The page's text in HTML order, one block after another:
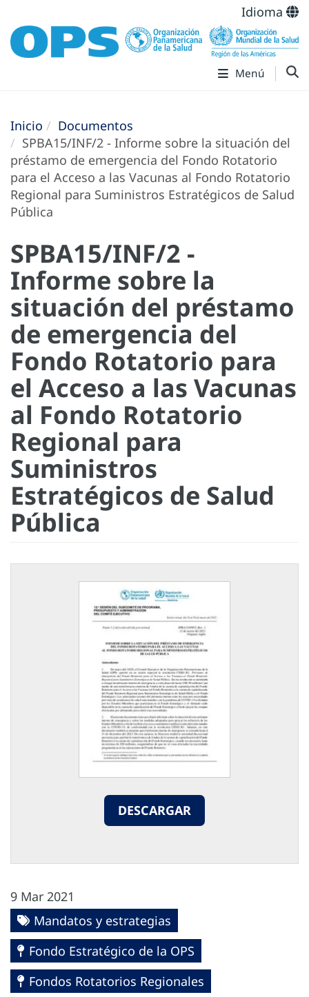
Idioma
Menú
Inicio
Documentos
SPBA15/INF/2 - Informe sobre la situación del
préstamo de emergencia del Fondo Rotatorio
para el Acceso a las Vacunas al Fondo Rotatorio
Regional para Suministros Estratégicos de Salud
Pública
SPBA15/INF/2 -
Informe sobre la
situación del préstamo
de emergencia del
Fondo Rotatorio para
el Acceso a las Vacunas
al Fondo Rotatorio
Regional para
Suministros
Estratégicos de Salud
Pública
DESCARGAR
9 Mar 2021
Mandatos y estrategias
Fondo Estratégico de la OPS
Fondos Rotatorios Regionales